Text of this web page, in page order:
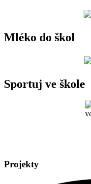
Mléko do škol
Sportuj ve škole
Projekty